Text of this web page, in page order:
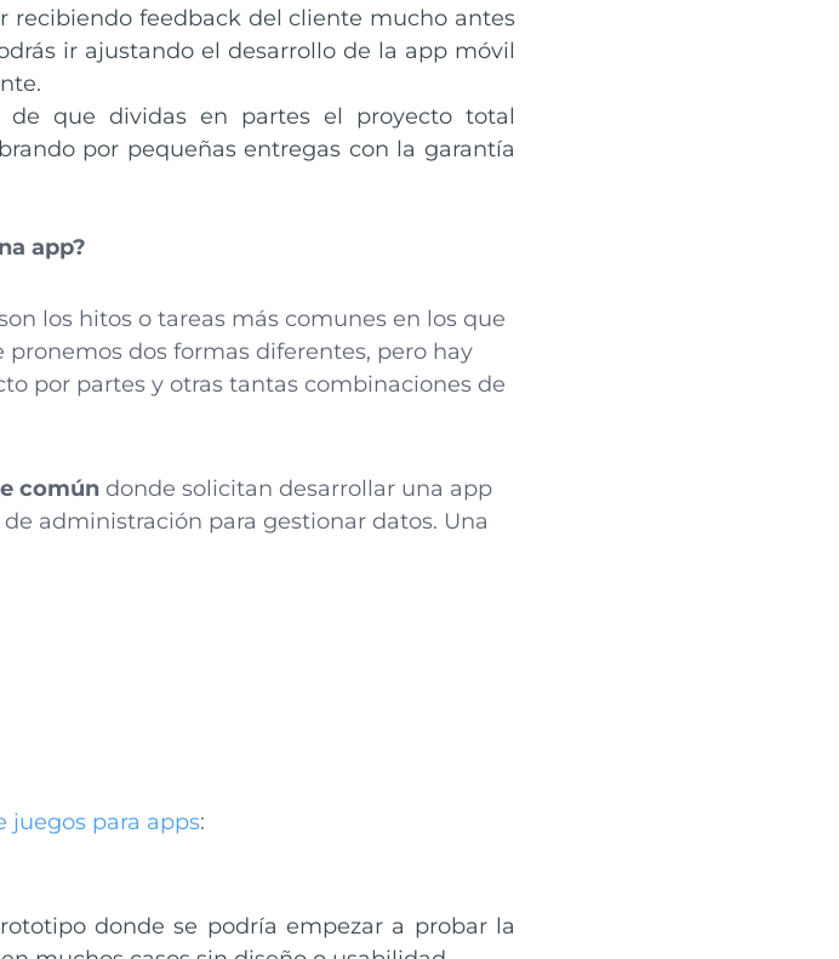
recibiendo feedback del cliente mucho antes
ir ajustando el desarrollo de la app móvil
de que dividas en partes el proyecto total
por pequeñas entregas con la garantía
app?
los hitos o tareas más comunes en los que
dos formas diferentes, pero hay
por partes y otras tantas combinaciones de
común donde solicitan desarrollar una app
administración para gestionar datos. Una
juegos para apps:
donde se podría empezar a probar la